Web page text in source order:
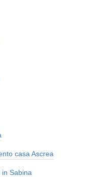
casa Ascrea
Sabina